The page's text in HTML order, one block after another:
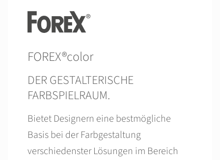
FOREX®color
DER GESTALTERISCHE
FARBSPIELRAUM.
Bietet Designern eine bestmögliche
Basis bei der Farbgestaltung
verschiedenster Lösungen im Bereich